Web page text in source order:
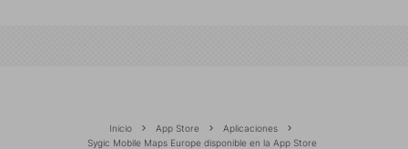
Inicio App Store
Aplicaciones
Sygic Mobile Maps Europe disponible en la App Store